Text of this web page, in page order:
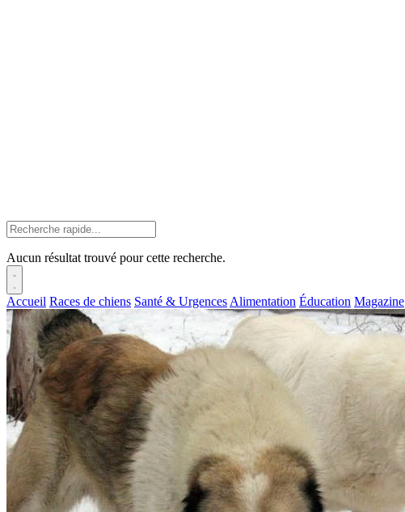
Aucun résultat trouvé pour cette recherche.
Accueil Races de chiens Santé & Urgences Alimentation Éducation Magazine